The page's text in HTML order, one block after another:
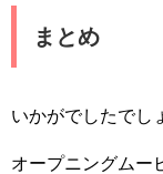
まとめ
いかがでしたでし
オープニングムー